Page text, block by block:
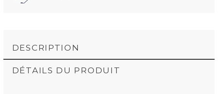
DESCRIPTION
DÉTAILS DU PRODUIT